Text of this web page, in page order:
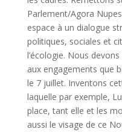
Parlement/Agora
espace à un dialogue
politiques, sociales et
l’écologie. Nous
aux engagements que
le 7 juillet. Inventons
laquelle par exemple,
place, tant elle et les
aussi le visage de ce